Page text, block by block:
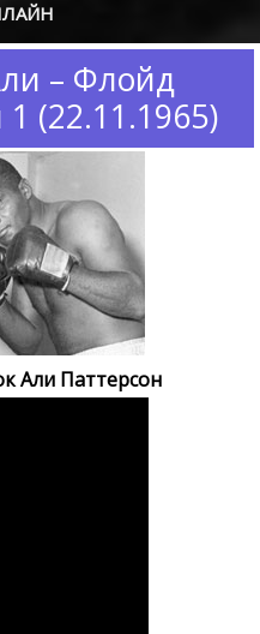
– Флойд
(22.11.1965)
Али Паттерсон